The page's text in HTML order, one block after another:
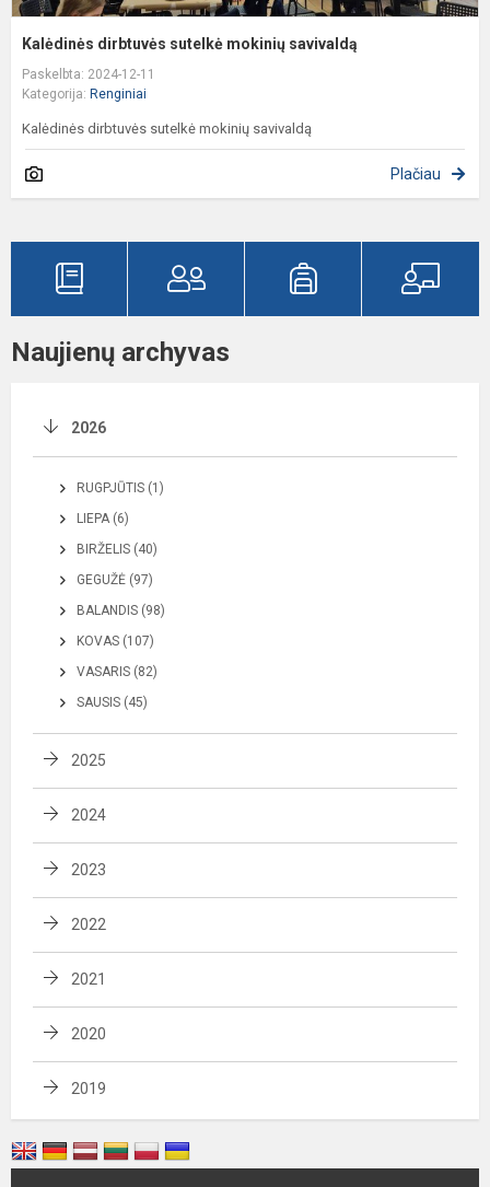
Kalėdinės dirbtuvės sutelkė mokinių savivaldą
Paskelbta: 2024-12-11
Kategorija: Renginiai
Kalėdinės dirbtuvės sutelkė mokinių savivaldą
Plačiau
Naujienų archyvas
2026
RUGPJŪTIS (1)
LIEPA (6)
BIRŽELIS (40)
GEGUŽĖ (97)
BALANDIS (98)
KOVAS (107)
VASARIS (82)
SAUSIS (45)
2025
2024
2023
2022
2021
2020
2019